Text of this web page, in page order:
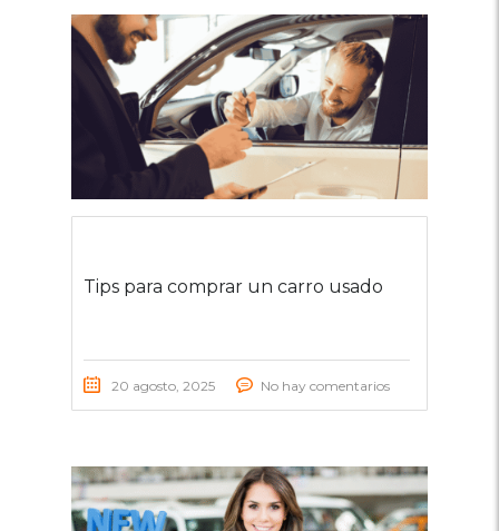
Tips para comprar un carro usado
20 agosto, 2025 No hay comentarios